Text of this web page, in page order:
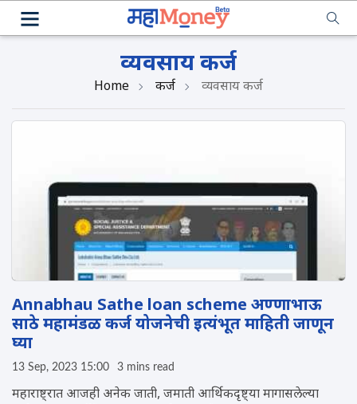
व्यवसाय कर्ज
Home कर्ज व्यवसाय कर्ज
Annabhau Sathe loan scheme अण्णाभाऊ
साठे महामंडळ कर्ज योजनेची इत्यंभूत माहिती जाणून
घ्या
13 Sep, 2023 15:00 3 mins read
महाराष्ट्रात आजही अनेक जाती, जमाती आर्थिकदृष्ट्या मागासलेल्या